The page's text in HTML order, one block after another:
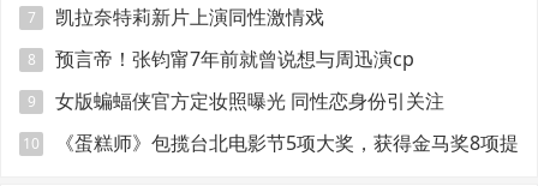
悲伤与错误
7 凯拉奈特莉新片上演同性激情戏
8 预言帝！张钧甯7年前就曾说想与周迅演cp
9 女版蝙蝠侠官方定妆照曝光 同性恋身份引关注
10
《蛋糕师》包揽台北电影节5项大奖，获得金马奖8项提